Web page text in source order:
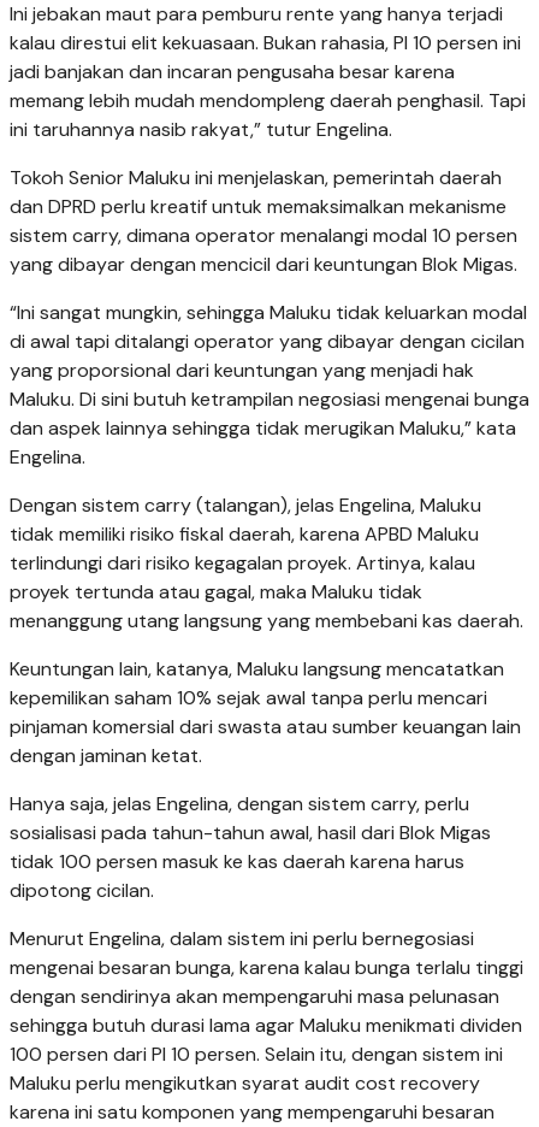
Ini jebakan maut para pemburu rente yang hanya terjadi
kalau direstui elit kekuasaan. Bukan rahasia, PI 10 persen ini
jadi banjakan dan incaran pengusaha besar karena
memang lebih mudah mendompleng daerah penghasil. Tapi
ini taruhannya nasib rakyat,” tutur Engelina.
Tokoh Senior Maluku ini menjelaskan, pemerintah daerah
dan DPRD perlu kreatif untuk memaksimalkan mekanisme
sistem carry, dimana operator menalangi modal 10 persen
yang dibayar dengan mencicil dari keuntungan Blok Migas.
“Ini sangat mungkin, sehingga Maluku tidak keluarkan modal
di awal tapi ditalangi operator yang dibayar dengan cicilan
yang proporsional dari keuntungan yang menjadi hak
Maluku. Di sini butuh ketrampilan negosiasi mengenai bunga
dan aspek lainnya sehingga tidak merugikan Maluku,” kata
Engelina.
Dengan sistem carry (talangan), jelas Engelina, Maluku
tidak memiliki risiko fiskal daerah, karena APBD Maluku
terlindungi dari risiko kegagalan proyek. Artinya, kalau
proyek tertunda atau gagal, maka Maluku tidak
menanggung utang langsung yang membebani kas daerah.
Keuntungan lain, katanya, Maluku langsung mencatatkan
kepemilikan saham 10% sejak awal tanpa perlu mencari
pinjaman komersial dari swasta atau sumber keuangan lain
dengan jaminan ketat.
Hanya saja, jelas Engelina, dengan sistem carry, perlu
sosialisasi pada tahun-tahun awal, hasil dari Blok Migas
tidak 100 persen masuk ke kas daerah karena harus
dipotong cicilan.
Menurut Engelina, dalam sistem ini perlu bernegosiasi
mengenai besaran bunga, karena kalau bunga terlalu tinggi
dengan sendirinya akan mempengaruhi masa pelunasan
sehingga butuh durasi lama agar Maluku menikmati dividen
100 persen dari PI 10 persen. Selain itu, dengan sistem ini
Maluku perlu mengikutkan syarat audit cost recovery
karena ini satu komponen yang mempengaruhi besaran